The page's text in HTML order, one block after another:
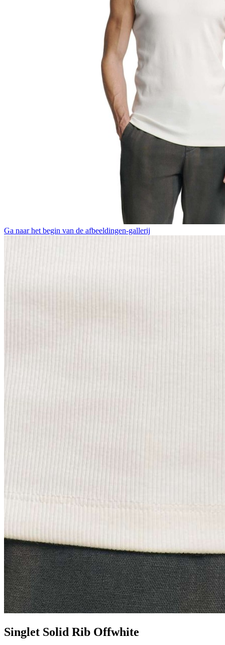
Ga naar het begin van de afbeeldingen-gallerij
Singlet Solid Rib Offwhite